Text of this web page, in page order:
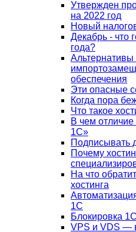
Утвержден
на 2022 год
Новый
Декабрь - что
года?
обеспечения
Эти опасные
Когда пора
Что такое
В чем
1С»
Подписывать
Почему
На что
хостинга
1С
Блокировка 1С
VPS и VDS —